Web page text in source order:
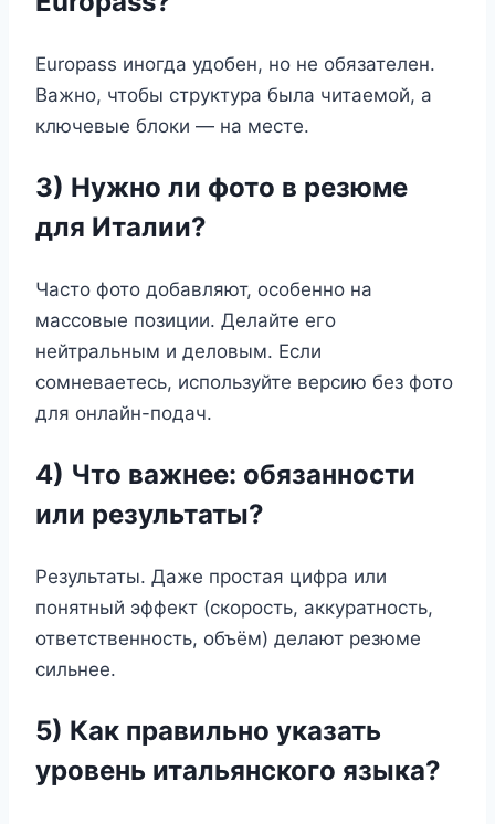
Europass иногда удобен, но не обязателен.
Важно, чтобы структура была читаемой, а
ключевые блоки — на месте.
3) Нужно ли фото в резюме
для Италии?
Часто фото добавляют, особенно на
массовые позиции. Делайте его
нейтральным и деловым. Если
сомневаетесь, используйте версию без фото
для онлайн-подач.
4) Что важнее: обязанности
или результаты?
Результаты. Даже простая цифра или
понятный эффект (скорость, аккуратность,
ответственность, объём) делают резюме
сильнее.
5) Как правильно указать
уровень итальянского языка?